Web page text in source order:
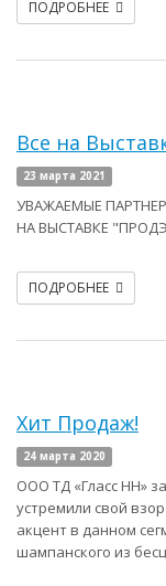
ПОДРОБНЕЕ
Все на
23 марта 2021
УВАЖАЕМЫЕ
НА ВЫСТАВКЕ
ПОДРОБНЕЕ
Хит Продаж!
24 марта 2020
ООО ТД «Гласс НН»
устремили свой
акцент в данном
шампанского из